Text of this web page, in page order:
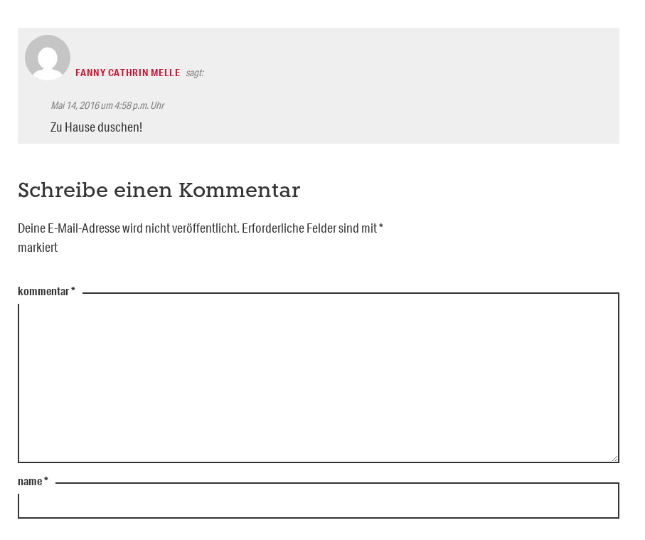
FANNY CATHRIN MELLE sagt:
Mai 14, 2016 um 4:58 p.m. Uhr
Zu Hause duschen!
Schreibe einen Kommentar
Deine E-Mail-Adresse wird nicht veröffentlicht. Erforderliche Felder sind mit*
markiert
kommentar*
name*